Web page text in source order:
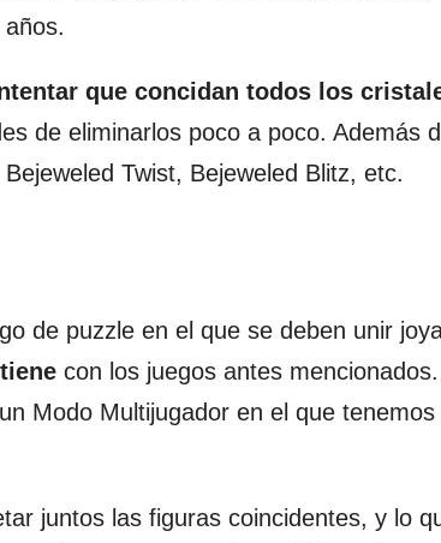
que concidan todos los
de eliminarlos poco a poco. Además
Twist, Bejeweled Blitz, etc.
de puzzle en el que se deben unir
con los juegos antes
Modo Multijugador en el que
juntos las figuras coincidentes, y lo